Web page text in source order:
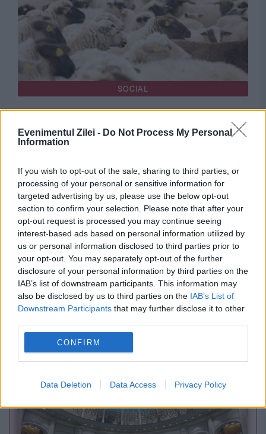
Evenimentul Zilei - Do Not Process My Personal
Information
If you wish to opt-out of the sale, sharing to third parties, or
processing of your personal or sensitive information for
targeted advertising by us, please use the below opt-out
section to confirm your selection. Please note that after your
opt-out request is processed you may continue seeing
interest-based ads based on personal information utilized by
us or personal information disclosed to third parties prior to
your opt-out. You may separately opt-out of the further
disclosure of your personal information by third parties on the
IAB’s list of downstream participants. This information may
also be disclosed by us to third parties on the IAB’s List of
Downstream Participants that may further disclose it to other
CONFIRM
Data Deletion Data Access Privacy Policy
SOCIAL
România și Turcia, acord strategic pentru
exportul de ovine. Soluțiile discutate la Ankara
SOCIAL
Planul de salvare pentru industria națională de
apărare. Ministrul Economiei anunță consultări